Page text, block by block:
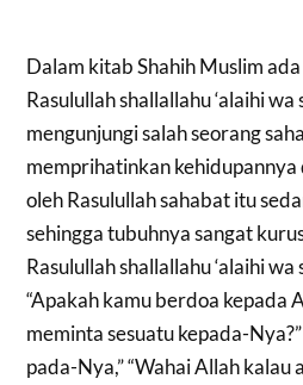
Dalam kitab Shahih Muslim
Rasulullah shallallahu ‘alaihi
mengunjungi salah seorang
memprihatinkan
oleh Rasulullah sahabat itu
sehingga tubuhnya sangat
Rasulullah shallallahu ‘alaihi
“Apakah kamu berdoa kepada
meminta sesuatu kepada-
pada-Nya,” “Wahai Allah kalau